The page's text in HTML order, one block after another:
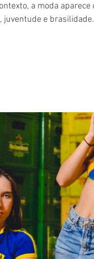
a moda
juventude e brasilidade.